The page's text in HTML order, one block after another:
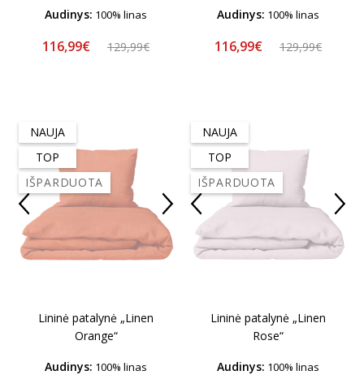
Audinys: 100% linas
116,99€ 129,99€
Audinys: 100% linas
116,99€ 129,99€
NAUJA
TOP
IŠPARDUOTA
Lininė patalynė „Linen
Orange“
Audinys: 100% linas
NAUJA
TOP
IŠPARDUOTA
Lininė patalynė „Linen
Rose“
Audinys: 100% linas